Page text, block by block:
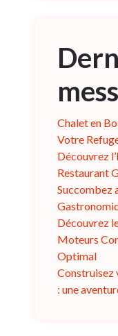
Chalet en
Votre
Découvrez
Restaurant
Succombez
Découvrez
Moteurs
Optimal
Construisez
: une